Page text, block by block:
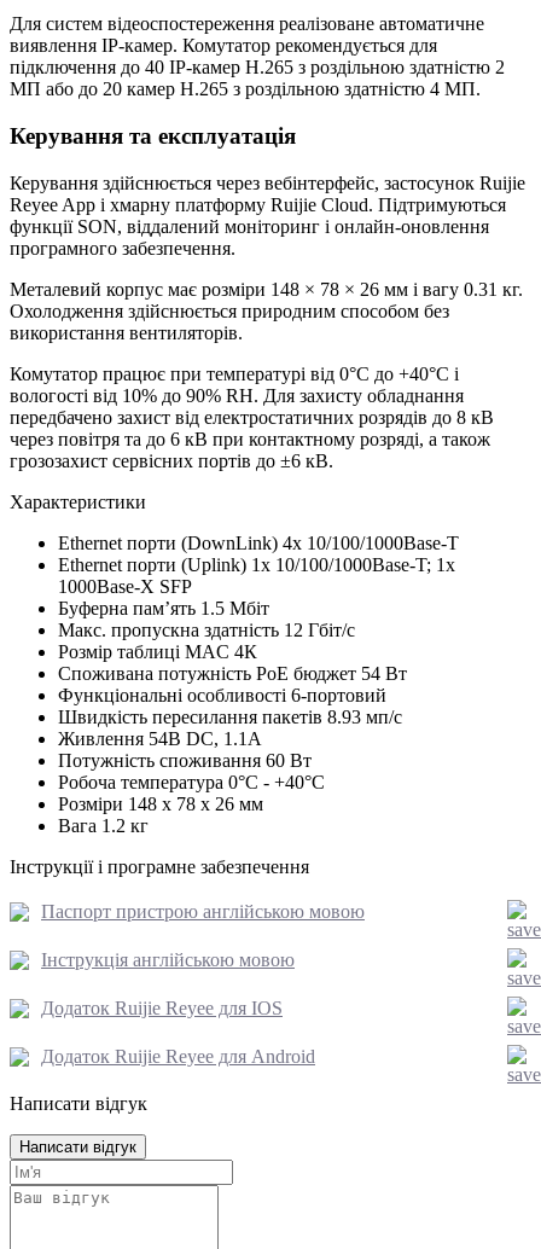
Для систем відеоспостереження реалізоване автоматичне
виявлення IP-камер. Комутатор рекомендується для
підключення до 40 IP-камер H.265 з роздільною здатністю 2
МП або до 20 камер H.265 з роздільною здатністю 4 МП.
Керування та експлуатація
Керування здійснюється через вебінтерфейс, застосунок Ruijie
Reyee App і хмарну платформу Ruijie Cloud. Підтримуються
функції SON, віддалений моніторинг і онлайн-оновлення
програмного забезпечення.
Металевий корпус має розміри 148 × 78 × 26 мм і вагу 0.31 кг.
Охолодження здійснюється природним способом без
використання вентиляторів.
Комутатор працює при температурі від 0°C до +40°C і
вологості від 10% до 90% RH. Для захисту обладнання
передбачено захист від електростатичних розрядів до 8 кВ
через повітря та до 6 кВ при контактному розряді, а також
грозозахист сервісних портів до ±6 кВ.
Характеристики
Ethernet порти (DownLink) 4x 10/100/1000Base-T
Ethernet порти (Uplink) 1x 10/100/1000Base-T; 1х
1000Base-X SFP
Буферна пам’ять 1.5 Мбіт
Макс. пропускна здатність 12 Гбіт/с
Розмір таблиці MAC 4К
Споживана потужність PoE бюджет 54 Вт
Функціональні особливості 6-портовий
Швидкість пересилання пакетів 8.93 мп/с
Живлення 54В DC, 1.1A
Потужність споживання 60 Вт
Робоча температура 0°C - +40°C
Розміри 148 x 78 x 26 мм
Вага 1.2 кг
Інструкції і програмне забезпечення
Паспорт пристрою англійською мовою
Інструкція англійською мовою
Додаток Ruijie Reyee для IOS
Додаток Ruijie Reyee для Android
Написати відгук
Написати відгук